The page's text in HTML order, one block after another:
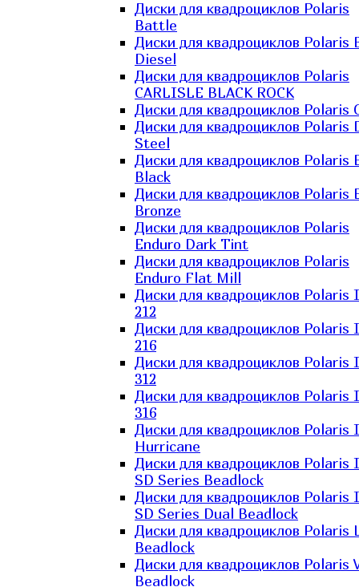
Диски для квадроциклов Polaris
Battle
Диски для квадроциклов Polaris
Diesel
Диски для квадроциклов Polaris
CARLISLE BLACK ROCK
Диски для квадроциклов Polaris
Диски для квадроциклов Polaris
Steel
Диски для квадроциклов Polaris
Black
Диски для квадроциклов Polaris
Bronze
Диски для квадроциклов Polaris
Enduro Dark Tint
Диски для квадроциклов Polaris
Enduro Flat Mill
Диски для квадроциклов Polaris
212
Диски для квадроциклов Polaris
216
Диски для квадроциклов Polaris
312
Диски для квадроциклов Polaris
316
Диски для квадроциклов Polaris
Hurricane
Диски для квадроциклов Polaris
SD Series Beadlock
Диски для квадроциклов Polaris
SD Series Dual Beadlock
Диски для квадроциклов Polaris
Beadlock
Диски для квадроциклов Polaris
Beadlock